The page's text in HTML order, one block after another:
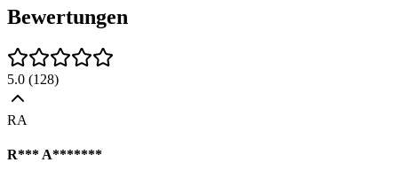
Bewertungen
5.0 (128)
RA
R*** A*******